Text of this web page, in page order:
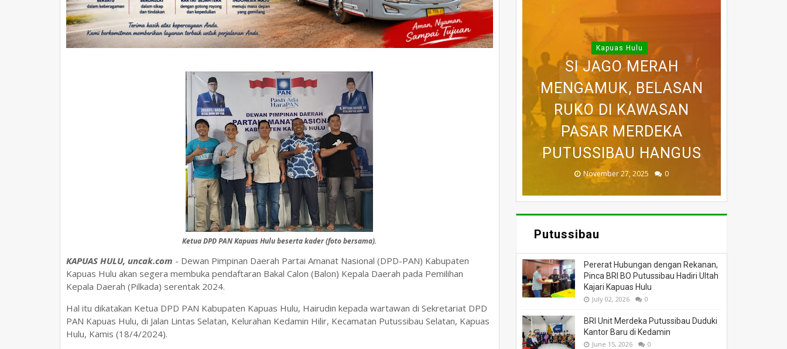
Ketua DPD PAN Kapuas Hulu beserta kader (foto bersama).
KAPUAS HULU, uncak.com - Dewan Pimpinan Daerah Partai Amanat Nasional (DPD-PAN) Kabupaten
Kapuas Hulu akan segera membuka pendaftaran Bakal Calon (Balon) Kepala Daerah pada Pemilihan
Kepala Daerah (Pilkada) serentak 2024.
Hal itu dikatakan Ketua DPD PAN Kabupaten Kapuas Hulu, Hairudin kepada wartawan di Sekretariat DPD
PAN Kapuas Hulu, di Jalan Lintas Selatan, Kelurahan Kedamin Hilir, Kecamatan Putussibau Selatan, Kapuas
Hulu, Kamis (18/4/2024).
WARGA DESA SEI AJUNG
YANG DILAPORKAN
HILANG SAAT
MEMANCING
DITEMUKAN MENINGGAL
DUNIA
July 05, 2026 0
Kapuas Hulu
SI JAGO MERAH
MENGAMUK, BELASAN
RUKO DI KAWASAN
PASAR MERDEKA
PUTUSSIBAU HANGUS
November 27, 2025 0
PEDULI KORBAN
KEBAKARAN, KORAMIL
BADAU BERI BANTUAN
March 26, 2025 0
BELASAN TOKO PAKAIAN
DI PUTUSSIBAU LUDES
DILALAP API
March 13, 2025 0
SEMPAT SEKARAT, H
AKHIRNYA TEWAS
SETELAH 'DIHAKIMI'
MASSA
February 18, 2025 0
Putussibau
Pererat Hubungan dengan Rekanan,
Pinca BRI BO Putussibau Hadiri Ultah
Kajari Kapuas Hulu
July 02, 2026 0
BRI Unit Merdeka Putussibau Duduki
Kantor Baru di Kedamin
June 15, 2026 0